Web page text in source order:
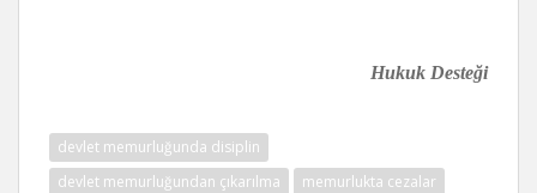
Hukuk Desteği
devlet memurluğunda disiplin
devlet memurluğundan çıkarılma
memurlukta cezalar